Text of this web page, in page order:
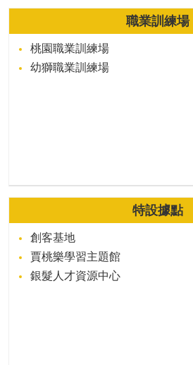
職業訓練場
桃園職業訓練場
幼獅職業訓練場
特設據點
創客基地
賈桃樂學習主題館
銀髮人才資源中心